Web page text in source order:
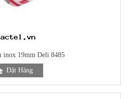
inox 19mm Deli 8485